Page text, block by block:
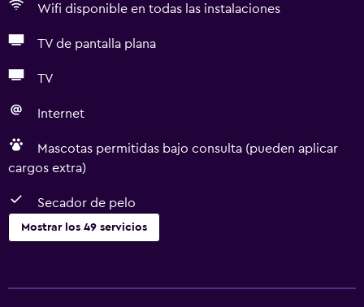
Wifi disponible en todas las instalaciones
TV de pantalla plana
TV
Internet
Mascotas permitidas bajo consulta (pueden aplicar
cargos extra)
Secador de pelo
Mostrar los 49 servicios
Acceso a la playa